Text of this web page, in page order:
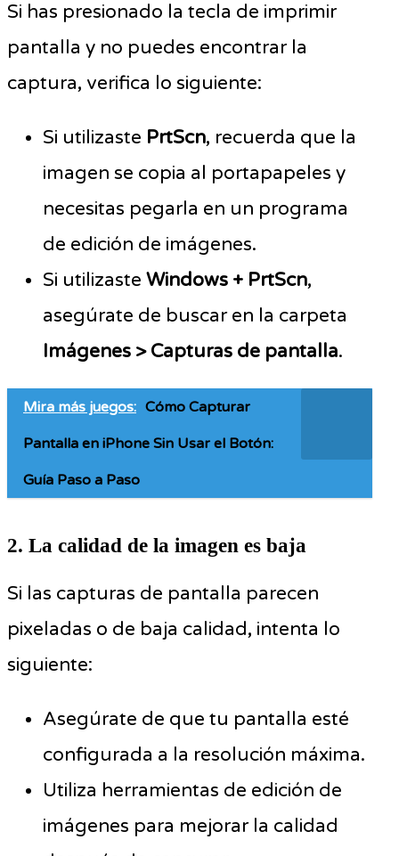
Si has presionado la tecla de imprimir
pantalla y no puedes encontrar la
captura, verifica lo siguiente:
Si utilizaste PrtScn, recuerda que la
imagen se copia al portapapeles y
necesitas pegarla en un programa
de edición de imágenes.
Si utilizaste Windows + PrtScn,
asegúrate de buscar en la carpeta
Imágenes > Capturas de pantalla.
Mira más juegos: Cómo Capturar
Pantalla en iPhone Sin Usar el Botón:
Guía Paso a Paso
2. La calidad de la imagen es baja
Si las capturas de pantalla parecen
pixeladas o de baja calidad, intenta lo
siguiente:
Asegúrate de que tu pantalla esté
configurada a la resolución máxima.
Utiliza herramientas de edición de
imágenes para mejorar la calidad